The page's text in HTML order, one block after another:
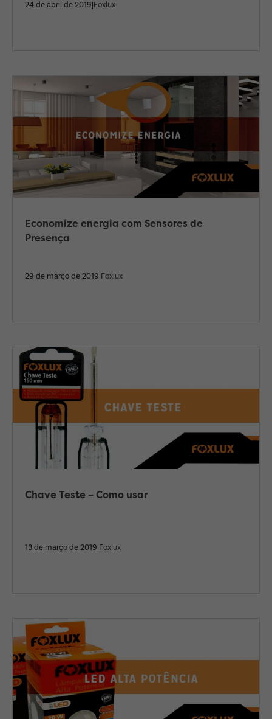
24 de abril de 2019|Foxlux
Economize energia com Sensores de
Presença
29 de março de 2019|Foxlux
Chave Teste – Como usar
13 de março de 2019|Foxlux